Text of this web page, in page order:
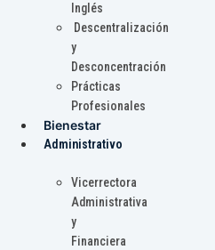
Inglés
Descentralización
y
Desconcentración
Prácticas
Profesionales
Bienestar
Administrativo
Vicerrectora
Administrativa
y
Financiera